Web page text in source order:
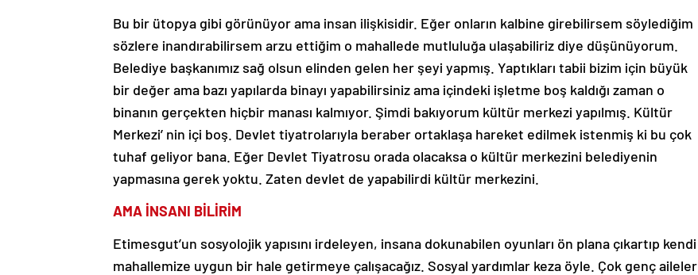
Bu bir ütopya gibi görünüyor ama insan ilişkisidir. Eğer onların kalbine girebilirsem söylediğim
sözlere inandırabilirsem arzu ettiğim o mahallede mutluluğa ulaşabiliriz diye düşünüyorum.
Belediye başkanımız sağ olsun elinden gelen her şeyi yapmış. Yaptıkları tabii bizim için büyük
bir değer ama bazı yapılarda binayı yapabilirsiniz ama içindeki işletme boş kaldığı zaman o
binanın gerçekten hiçbir manası kalmıyor. Şimdi bakıyorum kültür merkezi yapılmış. Kültür
Merkezi’ nin içi boş. Devlet tiyatrolarıyla beraber ortaklaşa hareket edilmek istenmiş ki bu çok
tuhaf geliyor bana. Eğer Devlet Tiyatrosu orada olacaksa o kültür merkezini belediyenin
yapmasına gerek yoktu. Zaten devlet de yapabilirdi kültür merkezini.
AMA İNSANI BİLİRİM
Etimesgut’un sosyolojik yapısını irdeleyen, insana dokunabilen oyunları ön plana çıkartıp kendi
mahallemize uygun bir hale getirmeye çalışacağız. Sosyal yardımlar keza öyle. Çok genç aileler